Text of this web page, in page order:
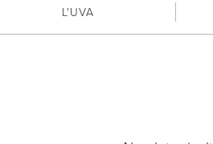
L'UVA